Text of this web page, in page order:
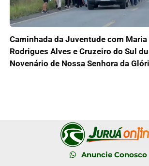
Caminhada da Juventude com
Rodrigues Alves e Cruzeiro do Sul
Novenário de Nossa Senhora da
Anuncie Conosco